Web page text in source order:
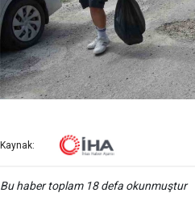
Kaynak:
Bu haber toplam 18 defa okunmuştur